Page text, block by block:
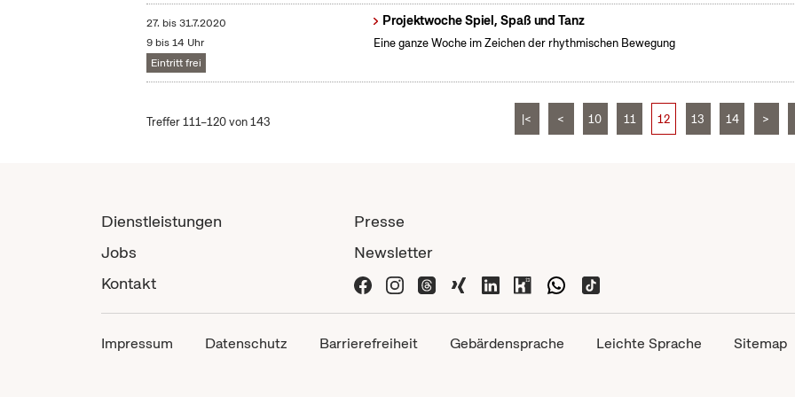
27. bis31.7.2020
9 bis 14 Uhr
Eintritt frei
Projektwoche Spiel, Spaß und Tanz
Eine ganze Woche im Zeichen der rhythmischen Bewegung
Treffer 111–120 von 143 |< < 10 11 12 13 14 >
Dienstleistungen
Jobs
Kontakt
Presse
Newsletter
Impressum Datenschutz Barrierefreiheit Gebärdensprache Leichte Sprache Sitemap